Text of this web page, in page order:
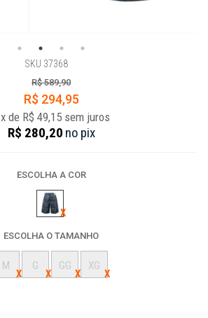
SKU 37368
R$ 589,90
R$ 294,95
x de R$ 49,15 sem juros
R$ 280,20 no pix
ESCOLHA A COR
ESCOLHA O TAMANHO
M G GG XG